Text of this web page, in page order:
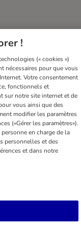
!
(« cookies »)
nécessaires pour que vous
Votre consentement
fonctionnels et
sur notre site internet et de
vous ainsi que des
modifier les paramètres
(«Gérer les paramètres»).
en charge de la
personnelles et des
et dans notre